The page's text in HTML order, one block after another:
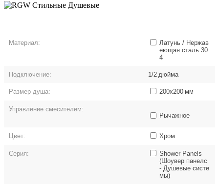
Материал:
Латунь / Нержав
еющая сталь 30
4
Подключение: 1/2 дюйма
Размер душа: 200x200 мм
Управление смесителем:
Рычажное
Цвет: Хром
Серия:
Shower Panels
(Шоувер панелс
- Душевые систе
мы)